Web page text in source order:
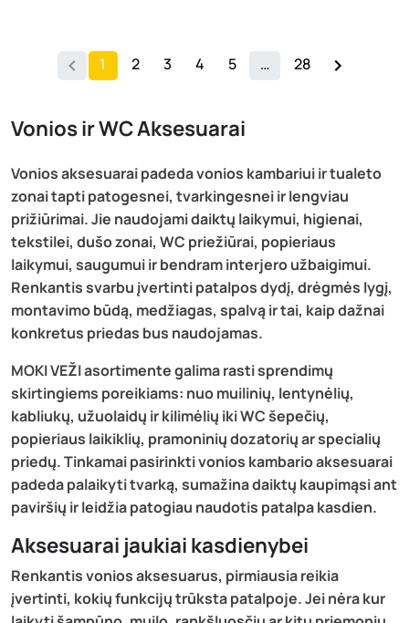
1 2 3 4 5 … 28
Vonios ir WC Aksesuarai
Vonios aksesuarai padeda vonios kambariui ir tualeto
zonai tapti patogesnei, tvarkingesnei ir lengviau
prižiūrimai. Jie naudojami daiktų laikymui, higienai,
tekstilei, dušo zonai, WC priežiūrai, popieriaus
laikymui, saugumui ir bendram interjero užbaigimui.
Renkantis svarbu įvertinti patalpos dydį, drėgmės lygį,
montavimo būdą, medžiagas, spalvą ir tai, kaip dažnai
konkretus priedas bus naudojamas.
MOKI VEŽI asortimente galima rasti sprendimų
skirtingiems poreikiams: nuo muilinių, lentynėlių,
kabliukų, užuolaidų ir kilimėlių iki WC šepečių,
popieriaus laikiklių, pramoninių dozatorių ar specialių
priedų. Tinkamai pasirinkti vonios kambario aksesuarai
padeda palaikyti tvarką, sumažina daiktų kaupimąsi ant
paviršių ir leidžia patogiau naudotis patalpa kasdien.
Aksesuarai jaukiai kasdienybei
Renkantis vonios aksesuarus, pirmiausia reikia
įvertinti, kokių funkcijų trūksta patalpoje. Jei nėra kur